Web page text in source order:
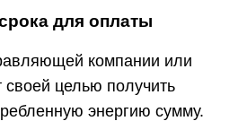
для оплаты
компании или
своей целью получить
энергию сумму.